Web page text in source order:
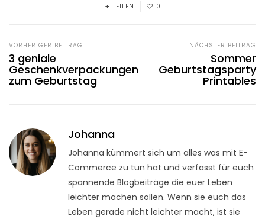
TEILEN 0
VORHERIGER BEITRAG
3 geniale
Geschenkverpackungen
zum Geburtstag
NÄCHSTER BEITRAG
Sommer
Geburtstagsparty
Printables
Johanna
Johanna kümmert sich um alles was mit E-
Commerce zu tun hat und verfasst für euch
spannende Blogbeiträge die euer Leben
leichter machen sollen. Wenn sie euch das
Leben gerade nicht leichter macht, ist sie